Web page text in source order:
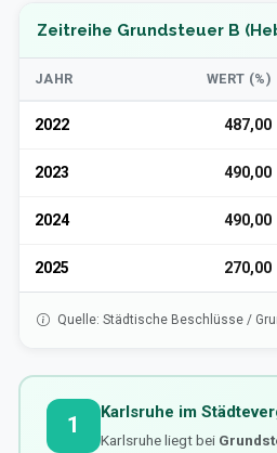
Zeitreihe Grundsteuer B
JAHR WERT (%)
2022 487,00
2023 490,00
2024 490,00
2025 270,00
Quelle: Städtische Beschlüsse /
1 Karlsruhe im
Karlsruhe liegt bei